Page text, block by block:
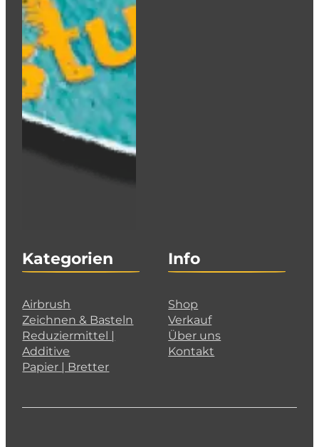
Kategorien
Airbrush
Zeichnen & Basteln
Reduziermittel |
Additive
Papier | Bretter
Info
Shop
Verkauf
Über uns
Kontakt